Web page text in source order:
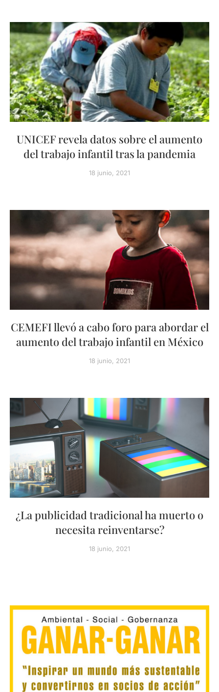
UNICEF revela datos sobre el aumento
del trabajo infantil tras la pandemia
18 junio, 2021
CEMEFI llevó a cabo foro para abordar el
aumento del trabajo infantil en México
18 junio, 2021
¿La publicidad tradicional ha muerto o
necesita reinventarse?
18 junio, 2021